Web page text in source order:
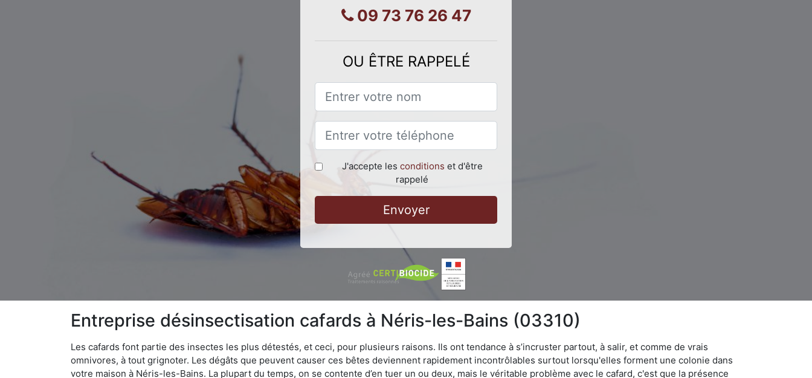
09 73 76 26 47
OU ÊTRE RAPPELÉ
J'accepte les conditions et d'être
rappelé
Envoyer
Entreprise désinsectisation cafards à Néris-les-Bains (03310)
Les cafards font partie des insectes les plus détestés, et ceci, pour plusieurs raisons. Ils ont tendance à s’incruster partout, à salir, et comme de vrais
omnivores, à tout grignoter. Les dégâts que peuvent causer ces bêtes deviennent rapidement incontrôlables surtout lorsqu'elles forment une colonie dans
votre maison à Néris-les-Bains. La plupart du temps, on se contente d’en tuer un ou deux, mais le véritable problème avec le cafard, c'est que la présence